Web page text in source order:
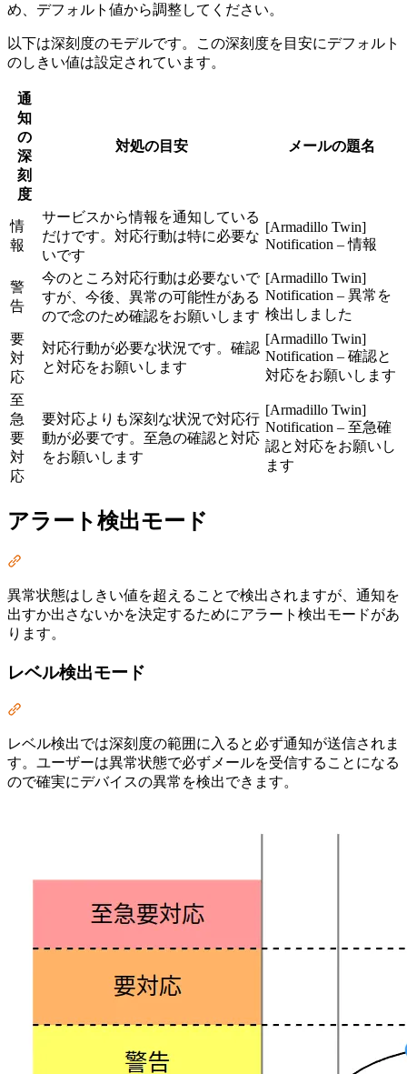
め、デフォルト値から調整してください。
以下は深刻度のモデルです。この深刻度を目安にデフォルト
のしきい値は設定されています。
通
知
の
深
刻
度
対処の目安 メールの題名
情
報
サービスから情報を通知している
だけです。対応行動は特に必要な
いです
[Armadillo Twin]
Notification – 情報
警
告
今のところ対応行動は必要ないで
すが、今後、異常の可能性がある
ので念のため確認をお願いします
[Armadillo Twin]
Notification – 異常を
検出しました
要
対
応
対応行動が必要な状況です。確認
と対応をお願いします
[Armadillo Twin]
Notification – 確認と
対応をお願いします
至
急
要
対
応
要対応よりも深刻な状況で対応行
動が必要です。至急の確認と対応
をお願いします
[Armadillo Twin]
Notification – 至急確
認と対応をお願いし
ます
アラート検出モード
異常状態はしきい値を超えることで検出されますが、通知を
出すか出さないかを決定するためにアラート検出モードがあ
ります。
レベル検出モード
レベル検出では深刻度の範囲に入ると必ず通知が送信されま
す。ユーザーは異常状態で必ずメールを受信することになる
ので確実にデバイスの異常を検出できます。